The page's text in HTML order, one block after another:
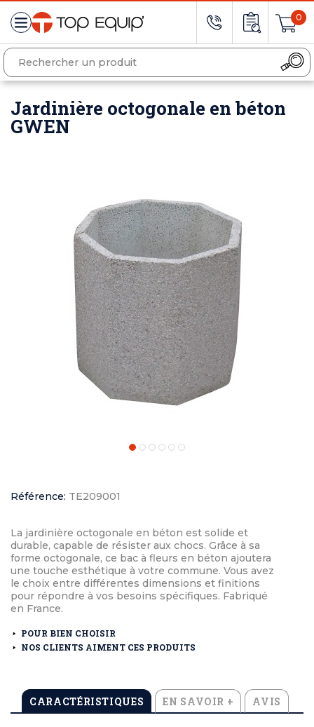
0
Jardinière octogonale en béton
GWEN
Référence: TE209001
La jardinière octogonale en béton est solide et
durable, capable de résister aux chocs. Grâce à sa
forme octogonale, ce bac à fleurs en béton ajoutera
une touche esthétique à votre commune. Vous avez
le choix entre différentes dimensions et finitions
pour répondre à vos besoins spécifiques. Fabriqué
en France.
POUR BIEN CHOISIR
NOS CLIENTS AIMENT CES PRODUITS
CARACTÉRISTIQUES EN SAVOIR + AVIS